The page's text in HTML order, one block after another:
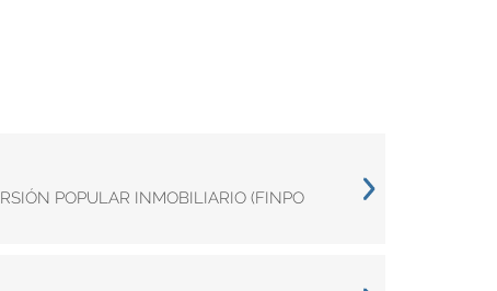
POPULAR INMOBILIARIO (FINPO